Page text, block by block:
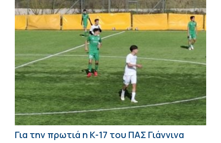
Για την πρωτιά η Κ-17 του ΠΑΣ Γιάννινα